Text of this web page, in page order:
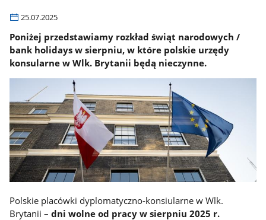
25.07.2025
Poniżej przedstawiamy rozkład świąt narodowych /
bank holidays w sierpniu, w które polskie urzędy
konsularne w Wlk. Brytanii będą nieczynne.
Polskie placówki dyplomatyczno-konsiularne w Wlk.
Brytanii –dni wolne od pracy w sierpniu 2025 r.